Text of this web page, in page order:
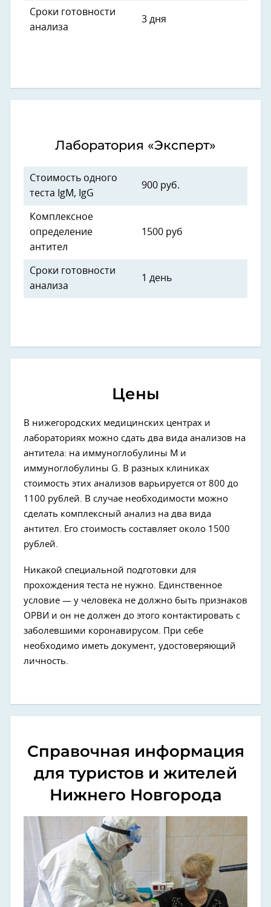
Сроки готовности
анализа
3 дня
Лаборатория «Эксперт»
Стоимость одного
теста IgM, IgG
900 руб.
Комплексное
определение
антител
1500 руб
Сроки готовности
анализа
1 день
Цены
В нижегородских медицинских центрах и
лабораториях можно сдать два вида анализов на
антитела: на иммуноглобулины М и
иммуноглобулины G. В разных клиниках
стоимость этих анализов варьируется от 800 до
1100 рублей. В случае необходимости можно
сделать комплексный анализ на два вида
антител. Его стоимость составляет около 1500
рублей.
Никакой специальной подготовки для
прохождения теста не нужно. Единственное
условие — у человека не должно быть признаков
ОРВИ и он не должен до этого контактировать с
заболевшими коронавирусом. При себе
необходимо иметь документ, удостоверяющий
личность.
Справочная информация
для туристов и жителей
Нижнего Новгорода